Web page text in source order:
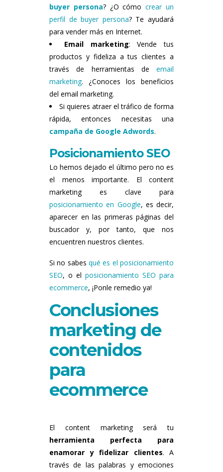
buyer persona? ¿O cómocrear un
perfil de buyer persona? Te ayudará
para vender más en Internet.
Email marketing: Vende tus
productos y fideliza a tus clientes a
través de herramientas de email
marketing. ¿Conoces los beneficios
del email marketing.
Si quieres atraer el tráfico de forma
rápida, entonces necesitas una
campaña de Google Adwords.
Posicionamiento SEO
Lo hemos dejado el último pero no es
el menos importante. El content
marketing es clave para
posicionamiento en Google, es decir,
aparecer en las primeras páginas del
buscador y, por tanto, que nos
encuentren nuestros clientes.
Si no sabes qué es el posicionamiento
SEO, o el posicionamiento SEO para
ecommerce, ¡Ponle remedio ya!
Conclusiones
marketing de
contenidos
para
ecommerce
El content marketing será tu
herramienta perfecta para
enamorar y fidelizar clientes. A
través de las palabras y emociones